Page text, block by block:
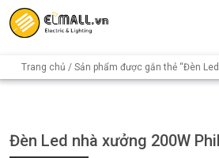
Trang chủ / Sản phẩm được gắn thẻ “Đèn
Đèn Led nhà xưởng 200W